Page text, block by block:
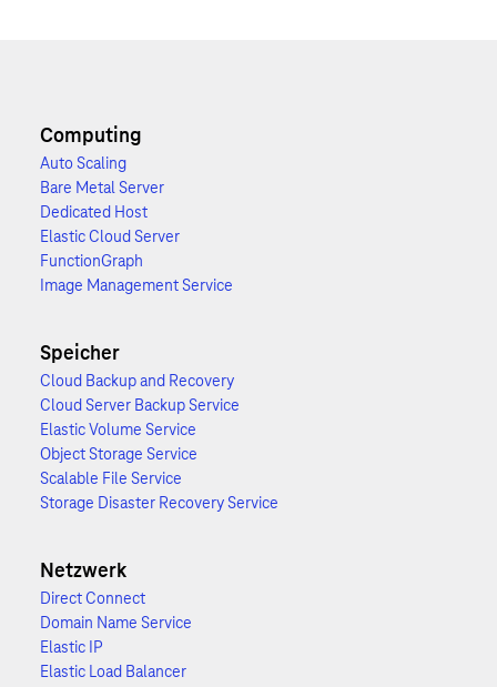
Computing
Auto Scaling
Bare Metal Server
Dedicated Host
Elastic Cloud Server
FunctionGraph
Image Management Service
Speicher
Cloud Backup and Recovery
Cloud Server Backup Service
Elastic Volume Service
Object Storage Service
Scalable File Service
Storage Disaster Recovery Service
Netzwerk
Direct Connect
Domain Name Service
Elastic IP
Elastic Load Balancer